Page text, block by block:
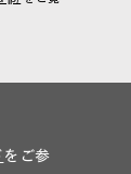
をご参